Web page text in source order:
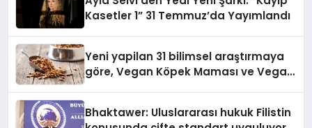
Kasetler 1” 31 Temmuz’da Yayımlandı
Yeni yapilan 31 bilimsel araştırmaya
göre, Vegan Köpek Maması ve Vegan
Bhaktawer: Uluslararası hukuk Filistin